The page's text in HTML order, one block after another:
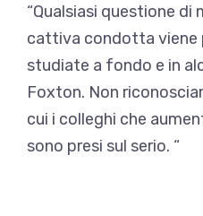
“Qualsiasi questione di
cattiva condotta viene
studiate a fondo e in
Foxton. Non
cui i colleghi che
sono presi sul serio. “